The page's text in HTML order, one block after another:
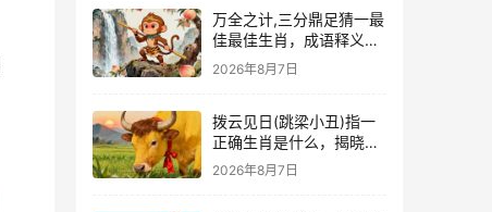
万全之计,三分鼎足猜一最
佳最佳生肖，成语释义作
答揭晓
2026年8月7日
拨云见日(跳梁小丑)指一
正确生肖是什么，揭晓词
语释义答案
2026年8月7日